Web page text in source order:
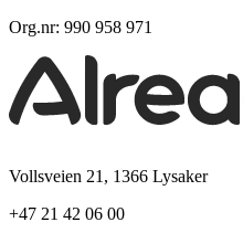
Org.nr: 990 958 971
Vollsveien 21, 1366 Lysaker
+47 21 42 06 00